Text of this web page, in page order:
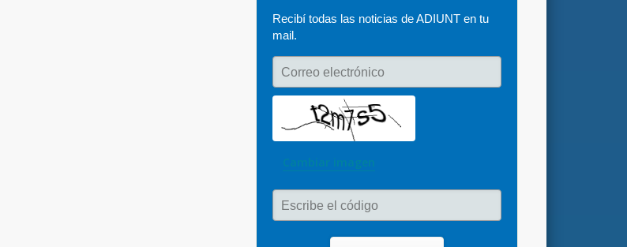
Recibí todas las noticias de ADIUNT en tu
mail.
Correo electrónico
Cambiar imagen
Escribe el código